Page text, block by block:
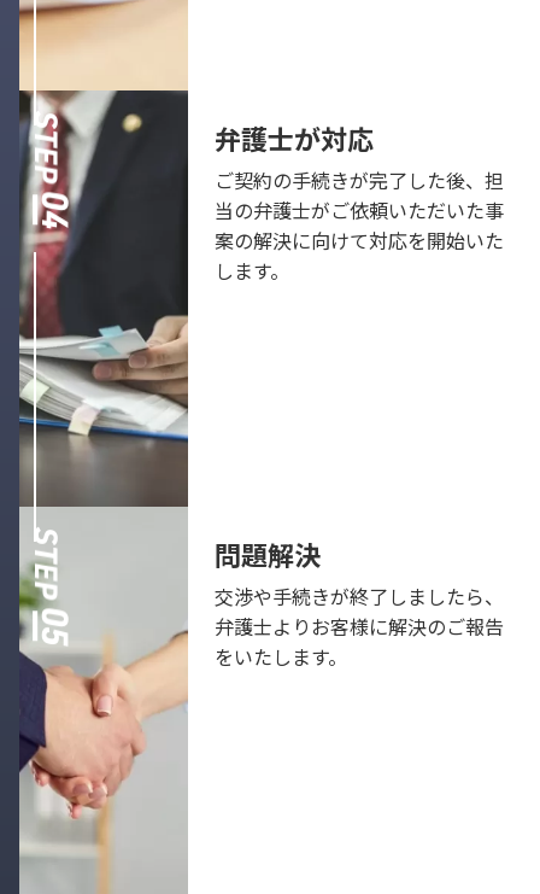
弁護士が対応
ご契約の手続きが完了した後、担
当の弁護士がご依頼いただいた事
案の解決に向けて対応を開始いた
します。
問題解決
交渉や手続きが終了しましたら、
弁護士よりお客様に解決のご報告
をいたします。